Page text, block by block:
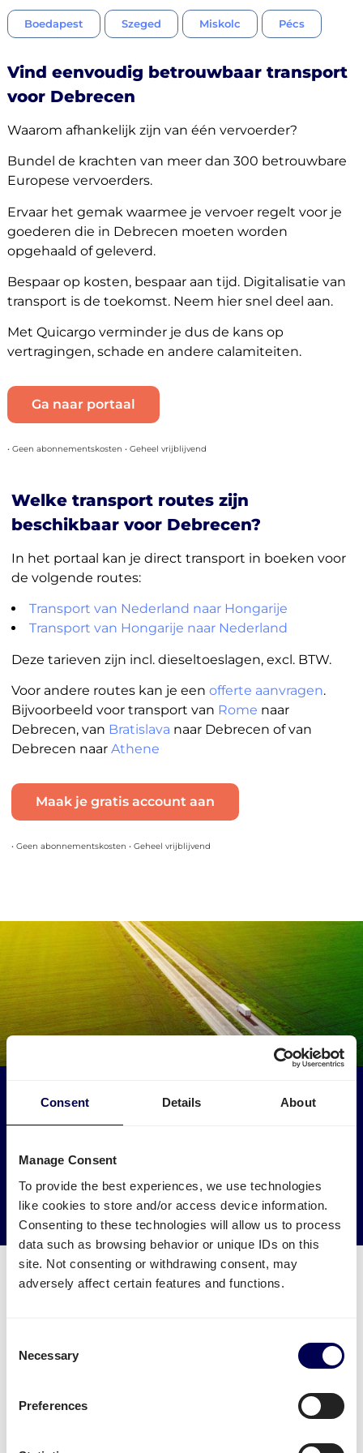
Consent Details About
Manage Consent
To provide the best experiences, we use technologies
like cookies to store and/or access device information.
Consenting to these technologies will allow us to process
data such as browsing behavior or unique IDs on this
site. Not consenting or withdrawing consent, may
adversely affect certain features and functions.
Selection
Necessary
Preferences
Boedapest Szeged Miskolc Pécs
Vind eenvoudig betrouwbaar transport
voor Debrecen
Waarom afhankelijk zijn van één vervoerder?
Bundel de krachten van meer dan 300 betrouwbare
Europese vervoerders.
Ervaar het gemak waarmee je vervoer regelt voor je
goederen die in Debrecen moeten worden
opgehaald of geleverd.
Bespaar op kosten, bespaar aan tijd. Digitalisatie van
transport is de toekomst. Neem hier snel deel aan.
Met Quicargo verminder je dus de kans op
vertragingen, schade en andere calamiteiten.
Ga naar portaal
• Geen abonnementskosten • Geheel vrijblijvend
Welke transport routes zijn
beschikbaar voor Debrecen?
In het portaal kan je direct transport in boeken voor
de volgende routes:
Transport van Nederland naar Hongarije
Transport van Hongarije naar Nederland
Deze tarieven zijn incl. dieseltoeslagen, excl. BTW.
Voor andere routes kan je een offerte aanvragen.
Bijvoorbeeld voor transport van Rome naar
Debrecen, van Bratislava naar Debrecen of van
Debrecen naar Athene
Maak je gratis account aan
• Geen abonnementskosten • Geheel vrijblijvend
Laat je vracht naar en van Debrecen ophalen door
→ Ga van start
Verminder je CO2 uitstoot
beschikbaar voor Debrecen?
vanuit Nederland naar Debrecen.
zakelijk pakketten
vanuit Nederland naar Debrecen. Let wel: